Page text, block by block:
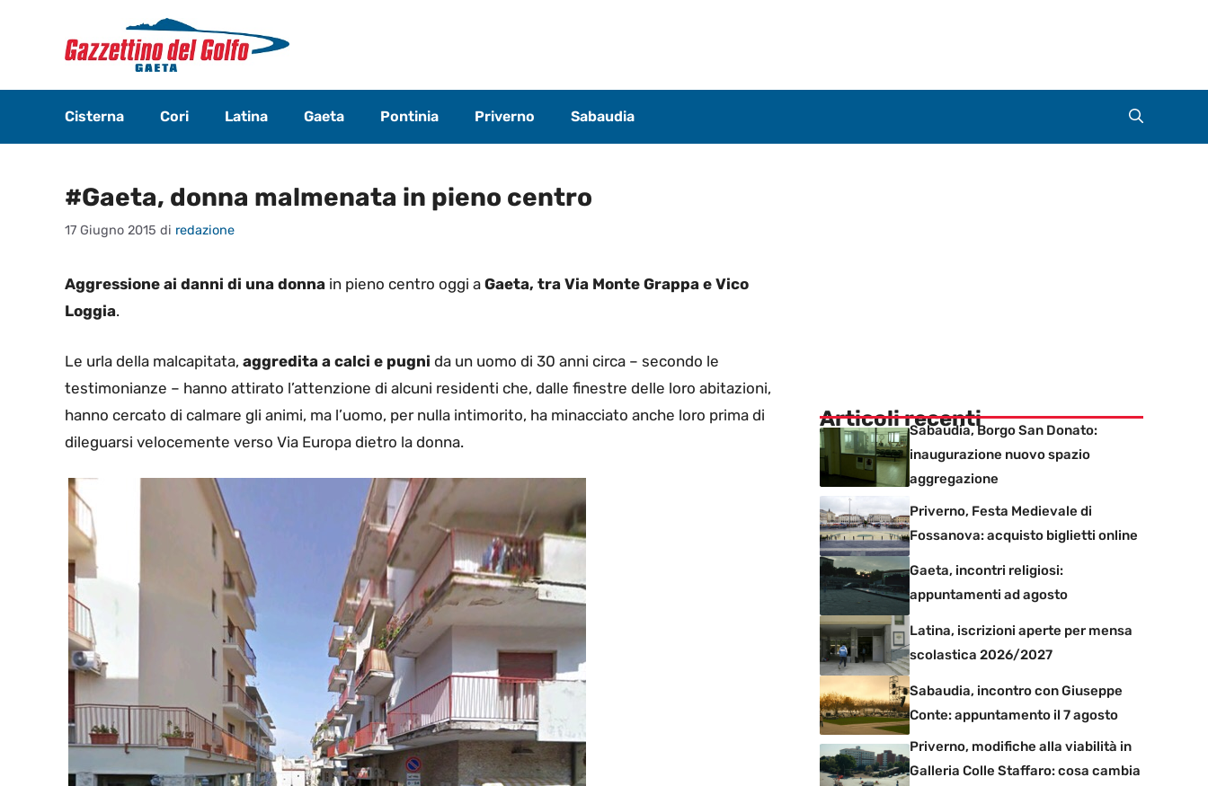
contenuto
Cisterna Cori Latina Gaeta Pontinia Priverno Sabaudia
#Gaeta, donna malmenata in pieno centro
17 Giugno 2015 di redazione
Aggressione ai danni di una donna in pieno centro oggi a Gaeta, tra Via Monte Grappa e Vico
Loggia.
Le urla della malcapitata, aggredita a calci e pugni da un uomo di 30 anni circa – secondo le
testimonianze – hanno attirato l’attenzione di alcuni residenti che, dalle finestre delle loro abitazioni,
hanno cercato di calmare gli animi, ma l’uomo, per nulla intimorito, ha minacciato anche loro prima di
dileguarsi velocemente verso Via Europa dietro la donna.
Articoli recentiSabaudia, Borgo San Donato:
inaugurazione nuovo spazio
aggregazione
Priverno, Festa Medievale di
Fossanova: acquisto biglietti online
Gaeta, incontri religiosi:
appuntamenti ad agosto
Latina, iscrizioni aperte per mensa
scolastica 2026/2027
Sabaudia, incontro con Giuseppe
Conte: appuntamento il 7 agosto
Priverno, modifiche alla viabilità in
Galleria Colle Staffaro: cosa cambia